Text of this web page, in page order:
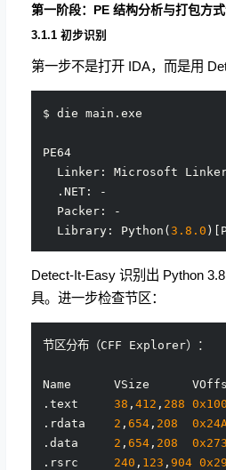
第一阶段：PE 结构分析与打包方式
3.1.1 初步识别
第一步不是打开 IDA，而是用
$ die main.exe
PE64
Linker: Microsoft
  .NET: -
  Packer: -
  Library: Python(
3.8 .0
Detect-It-Easy 识别出 Python
具。进一步检查节区：
节区分布（CFF Explorer）：
Name      VSize
.text 38 ,412 , 288
.rdata 2 ,654, 208
.data 2 ,654, 208
.rsrc 240 , 123 ,904